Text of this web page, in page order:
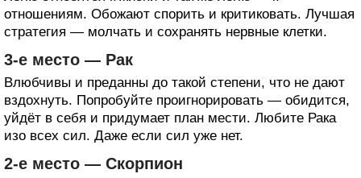
отношениям. Обожают спорить и критиковать. Лучшая
стратегия — молчать и сохранять нервные клетки.
3-е место — Рак
Влюбчивы и преданны до такой степени, что не дают
вздохнуть. Попробуйте проигнорировать — обидится,
уйдёт в себя и придумает план мести. Любите Рака
изо всех сил. Даже если сил уже нет.
2-е место — Скорпион